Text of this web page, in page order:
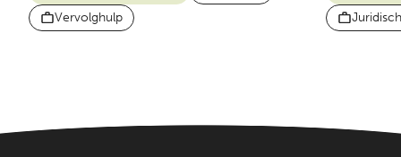
Vervolghulp